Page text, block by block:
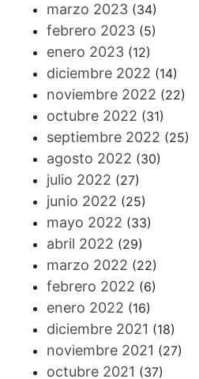
marzo 2023(34)
febrero 2023(5)
enero 2023(12)
diciembre 2022 (14)
noviembre 2022 (22)
octubre 2022 (31)
septiembre 2022 (25)
agosto 2022 (30)
julio 2022 (27)
junio 2022 (25)
mayo 2022 (33)
abril 2022 (29)
marzo 2022 (22)
febrero 2022 (6)
enero 2022 (16)
diciembre 2021 (18)
noviembre 2021 (27)
octubre 2021 (37)